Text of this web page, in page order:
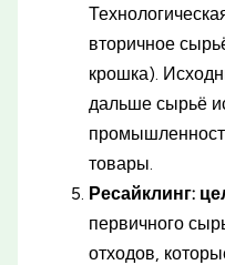
вторичное
крошка).
дальше сырьё
товары.
Ресайклинг:
первичного
отходов,